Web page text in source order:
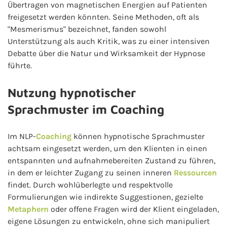
Übertragen von magnetischen Energien auf Patienten
freigesetzt werden könnten. Seine Methoden, oft als
"Mesmerismus" bezeichnet, fanden sowohl
Unterstützung als auch Kritik, was zu einer intensiven
Debatte über die Natur und Wirksamkeit der Hypnose
führte.
Nutzung hypnotischer
Sprachmuster im Coaching
Im NLP-Coaching können hypnotische Sprachmuster
achtsam eingesetzt werden, um den Klienten in einen
entspannten und aufnahmebereiten Zustand zu führen,
in dem er leichter Zugang zu seinen inneren Ressourcen
findet. Durch wohlüberlegte und respektvolle
Formulierungen wie indirekte Suggestionen, gezielte
Metaphern oder offene Fragen wird der Klient eingeladen,
eigene Lösungen zu entwickeln, ohne sich manipuliert